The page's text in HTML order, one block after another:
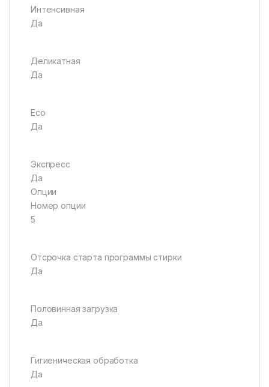
Интенсивная
Да
Деликатная
Да
Eco
Да
Экспресс
Да
Опции
Номер опции
5
Отсрочка старта программы стирки
Да
Половинная загрузка
Да
Гигиеническая обработка
Да